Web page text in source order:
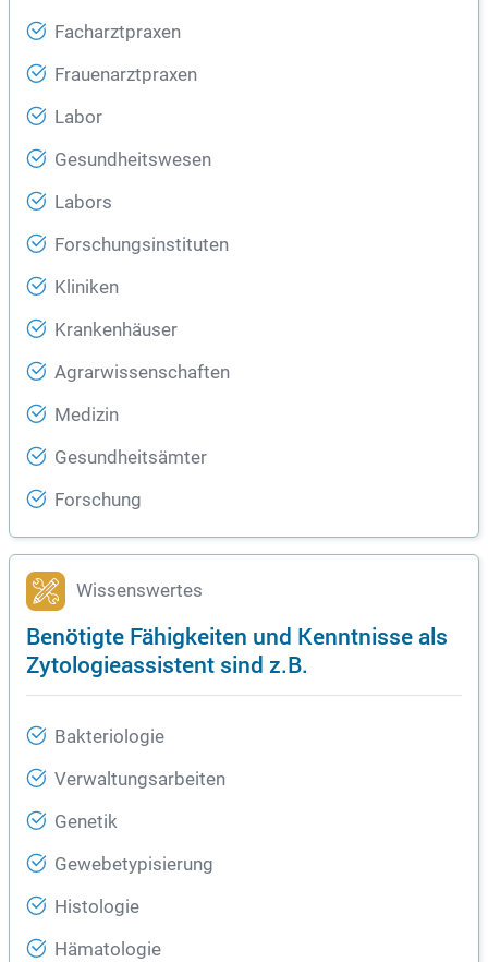
Facharztpraxen
Frauenarztpraxen
Labor
Gesundheitswesen
Labors
Forschungsinstituten
Kliniken
Krankenhäuser
Agrarwissenschaften
Medizin
Gesundheitsämter
Forschung
Wissenswertes
Benötigte Fähigkeiten und Kenntnisse als
Zytologieassistent sind z.B.
Bakteriologie
Verwaltungsarbeiten
Genetik
Gewebetypisierung
Histologie
Hämatologie